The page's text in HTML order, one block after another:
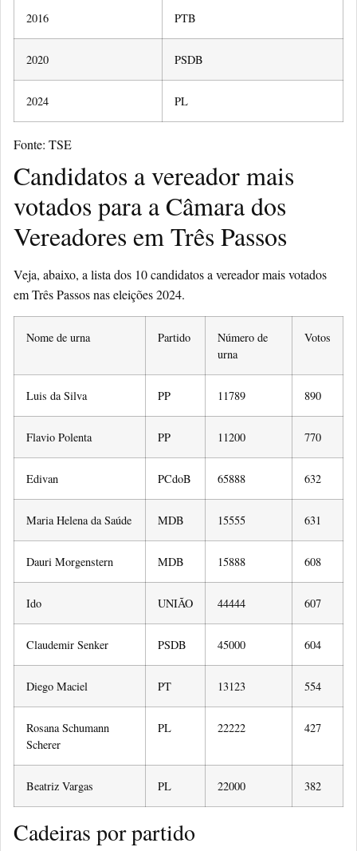
2016 PTB
2020 PSDB
2024 PL
Fonte: TSE
Candidatos a vereador mais
votados para a Câmara dos
Vereadores em Três Passos
Veja, abaixo, a lista dos 10 candidatos a vereador mais votados
em Três Passos nas eleições 2024.
Nome de urna Partido
Número de
urna
Votos
Luis da Silva PP 11789 890
Flavio Polenta PP 11200 770
Edivan PCdoB 65888 632
Maria Helena da Saúde MDB 15555 631
Dauri Morgenstern MDB 15888 608
Ido UNIÃO 44444 607
Claudemir Senker PSDB 45000 604
Diego Maciel PT 13123 554
Rosana Schumann
Scherer
PL 22222 427
Beatriz Vargas PL 22000 382
Cadeiras por partido